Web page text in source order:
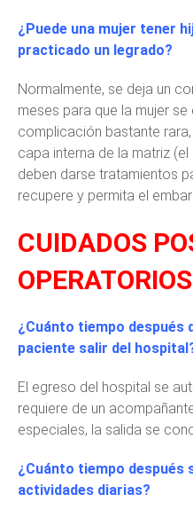
¿Puede una mujer tener
practicado un legrado?
Normalmente, se deja un
meses para que la mujer
complicación bastante
capa interna de la matriz
deben darse tratamientos
recupere y permita el
CUIDADOS
OPERATORIOS
¿Cuánto tiempo después
paciente salir del
El egreso del hospital se
requiere de un
especiales, la salida se
¿Cuánto tiempo después
actividades diarias?